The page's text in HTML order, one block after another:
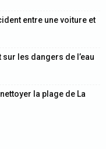
entre une voiture et
les dangers de l’eau
la plage de La